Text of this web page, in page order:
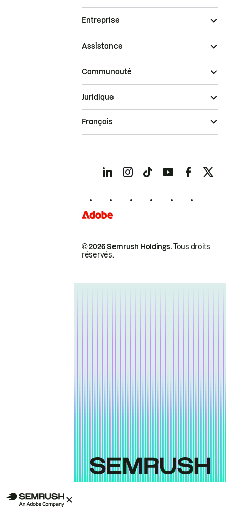
Entreprise
Assistance
Communauté
© 2026 Semrush Holdings.Tous droits
réservés.
Juridique
Français